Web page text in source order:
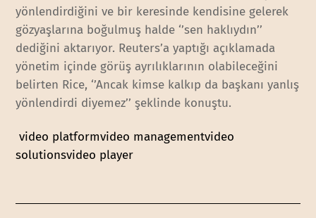
yönlendirdiğini ve bir keresinde kendisine gelerek
gözyaşlarına boğulmuş halde ‘’sen haklıydın’’
dediğini aktarıyor. Reuters’a yaptığı açıklamada
yönetim içinde görüş ayrılıklarının olabileceğini
belirten Rice, ‘’Ancak kimse kalkıp da başkanı yanlış
yönlendirdi diyemez’’ şeklinde konuştu.
video platformvideo managementvideo
solutionsvideo player